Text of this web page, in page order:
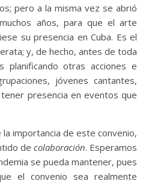
pero a la misma vez se abrió
años, para que el arte
su presencia en Cuba. Es el
y, de hecho, antes de toda
planificando otras acciones e
jóvenes cantantes,
presencia en eventos que
importancia de este convenio,
de colaboración. Esperamos
se pueda mantener, pues
el convenio sea realmente